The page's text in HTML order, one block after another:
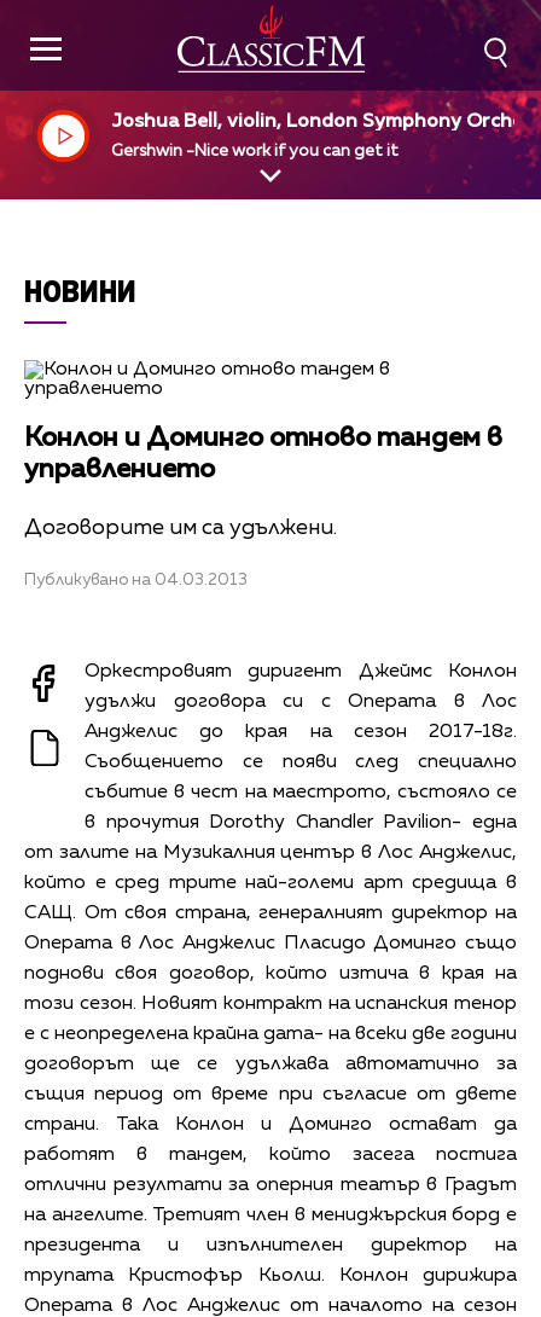
Joshua Bell, violin, London Symphony
a
Gershwin -Nice work if you can get it
НОВИНИ
Конлон и Доминго отново тандем в
управлението
Договорите им са удължени.
Публикувано на 04.03.2013
Оркестровият диригент Джеймс Конлон
удължи договора си с Операта в Лос
Анджелис до края на сезон 2017-18г.
Съобщението се появи след специално
събитие в чест на маестрото, състояло се
в прочутия Dorothy Chandler Pavilion- една
от залите на Музикалния център в Лос Анджелис,
който е сред трите най-големи арт средища в
САЩ. От своя страна, генералният директор на
Операта в Лос Анджелис Пласидо Доминго също
поднови своя договор, който изтича в края на
този сезон. Новият контракт на испанския тенор
е с неопределена крайна дата- на всеки две години
договорът ще се удължава автоматично за
същия период от време при съгласие от двете
страни. Така Конлон и Доминго остават да
работят в тандем, който засега постига
отлични резултати за оперния театър в Градът
на ангелите. Третият член в мениджърския борд е
президента и изпълнителен директор на
трупата Кристофър Кьолш. Конлон дирижира
Операта в Лос Анджелис от началото на сезон